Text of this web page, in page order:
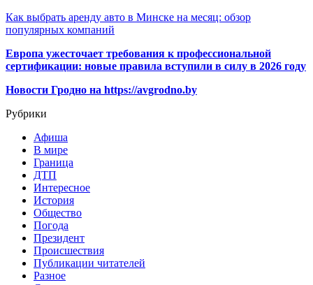
Как выбрать аренду авто в Минске на месяц: обзор
популярных компаний
Европа ужесточает требования к профессиональной
сертификации: новые правила вступили в силу в 2026 году
Новости Гродно на https://avgrodno.by
Рубрики
Афиша
В мире
Граница
ДТП
Интересное
История
Общество
Погода
Президент
Происшествия
Публикации читателей
Разное